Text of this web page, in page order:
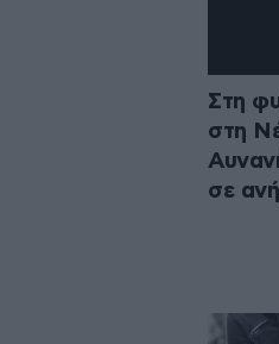
Στη
στη
σε